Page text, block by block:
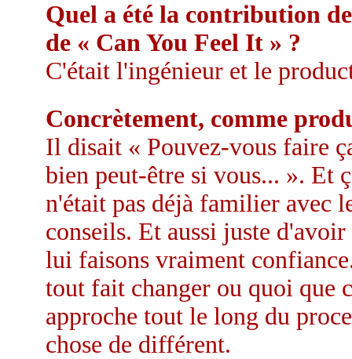
Quel a été la contribution
de « Can You Feel It » ?
C'était l'ingénieur et le
Concrètement, comme
Il disait « Pouvez-vous faire
bien peut-être si vous... ». Et
n'était pas déjà familier avec
conseils. Et aussi juste
lui faisons vraiment
tout fait changer ou quoi que
approche tout le long du
chose de différent.